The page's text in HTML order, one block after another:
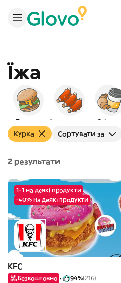
Їжа
Бургери Сніданок
Курка Сортувати за
2 результати
1+1 на деякі продукти
-40% на деякі продукти
KFC
Безкоштовно 94%(216)